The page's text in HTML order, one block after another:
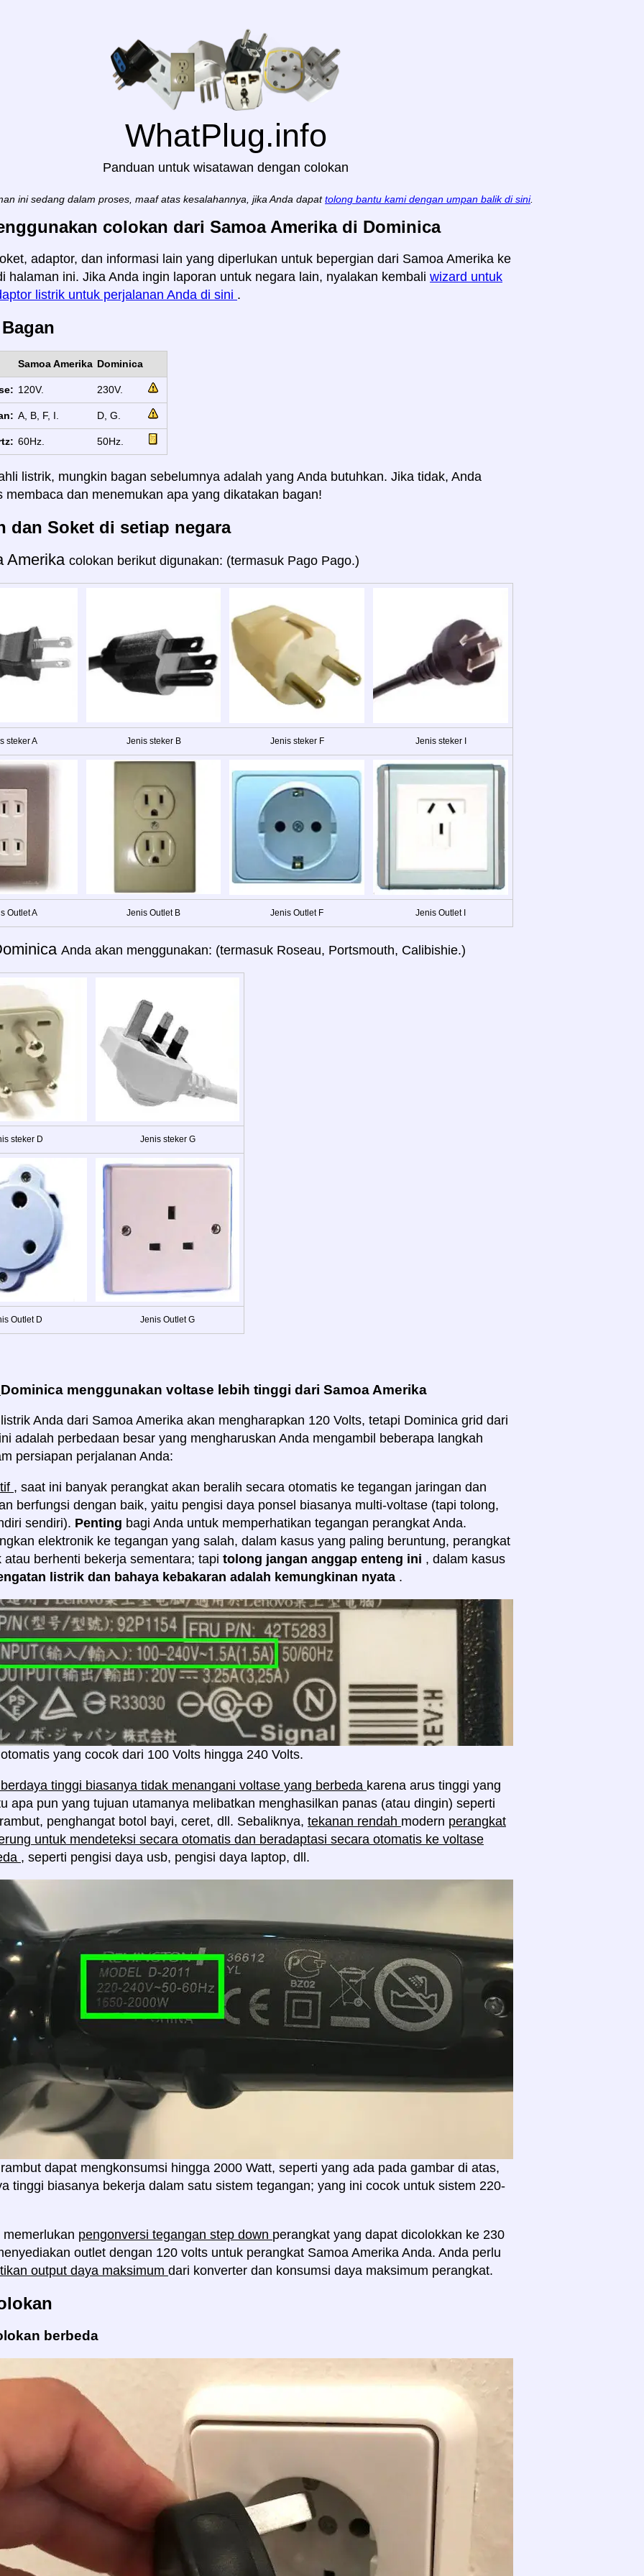
WhatPlug.info
Panduan untuk wisatawan dengan colokan
ini sedang dalam proses, maaf atas kesalahannya, jika Anda dapat tolong bantu kami dengan umpan balik di sini.
colokan dari Samoa Amerika di Dominica
adaptor, dan informasi lain yang diperlukan untuk bepergian dari Samoa Amerika ke
halaman ini. Jika Anda ingin laporan untuk negara lain, nyalakan kembali wizard untuk
listrik untuk perjalanan Anda di sini .
Samoa Amerika Dominica
120V. 230V.
A, B, F, I. D, G.
60Hz. 50Hz.
listrik, mungkin bagan sebelumnya adalah yang Anda butuhkan. Jika tidak, Anda
membaca dan menemukan apa yang dikatakan bagan!
dan Soket di setiap negara
Amerika colokan berikut digunakan: (termasuk Pago Pago.)
steker A Jenis steker B Jenis steker F Jenis steker I
Outlet A Jenis Outlet B Jenis Outlet F Jenis Outlet I
Anda akan menggunakan: (termasuk Roseau, Portsmouth, Calibishie.)
steker D Jenis steker G
Outlet D Jenis Outlet G
Dominica menggunakan voltase lebih tinggi dari Samoa Amerika
Anda dari Samoa Amerika akan mengharapkan 120 Volts, tetapi Dominica grid dari
adalah perbedaan besar yang mengharuskan Anda mengambil beberapa langkah
persiapan perjalanan Anda:
, saat ini banyak perangkat akan beralih secara otomatis ke tegangan jaringan dan
berfungsi dengan baik, yaitu pengisi daya ponsel biasanya multi-voltase (tapi tolong,
sendiri). Penting bagi Anda untuk memperhatikan tegangan perangkat Anda.
elektronik ke tegangan yang salah, dalam kasus yang paling beruntung, perangkat
atau berhenti bekerja sementara; tapi tolong jangan anggap enteng ini , dalam kasus
listrik dan bahaya kebakaran adalah kemungkinan nyata .
yang cocok dari 100 Volts hingga 240 Volts.
tinggi biasanya tidak menangani voltase yang berbeda karena arus tinggi yang
apa pun yang tujuan utamanya melibatkan menghasilkan panas (atau dingin) seperti
penghangat botol bayi, ceret, dll. Sebaliknya, tekanan rendah modern perangkat
untuk mendeteksi secara otomatis dan beradaptasi secara otomatis ke voltase
, seperti pengisi daya usb, pengisi daya laptop, dll.
dapat mengkonsumsi hingga 2000 Watt, seperti yang ada pada gambar di atas,
tinggi biasanya bekerja dalam satu sistem tegangan; yang ini cocok untuk sistem 220-
pengonversi tegangan step down perangkat yang dapat dicolokkan ke 230
outlet dengan 120 volts untuk perangkat Samoa Amerika Anda. Anda perlu
output daya maksimum dari konverter dan konsumsi daya maksimum perangkat.
berbeda